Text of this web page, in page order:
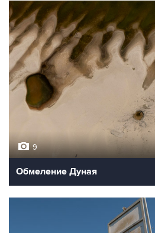
9
Обмеление Дуная